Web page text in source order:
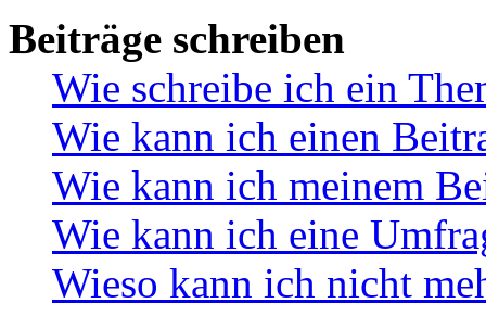
Beiträge schreiben
Wie schreibe ich ein
Wie kann ich einen
Wie kann ich meinem
Wie kann ich eine
Wieso kann ich nicht